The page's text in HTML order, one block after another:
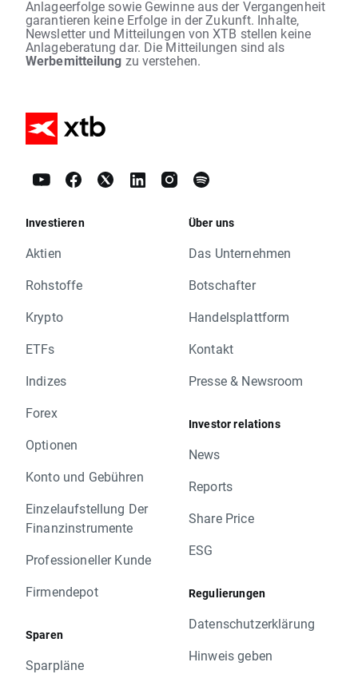
Anlageerfolge sowie Gewinne aus der Vergangenheit
garantieren keine Erfolge in der Zukunft. Inhalte,
Newsletter und Mitteilungen von XTB stellen keine
Anlageberatung dar. Die Mitteilungen sind als
Werbemitteilung zu verstehen.
Investieren
Aktien
Rohstoffe
Krypto
ETFs
Indizes
Forex
Optionen
Konto und Gebühren
Einzelaufstellung Der
Finanzinstrumente
Professioneller Kunde
Firmendepot
Sparen
Sparpläne
Über uns
Das Unternehmen
Botschafter
Handelsplattform
Kontakt
Presse & Newsroom
Investor relations
News
Reports
Share Price
ESG
Regulierungen
Datenschutzerklärung
Hinweis geben